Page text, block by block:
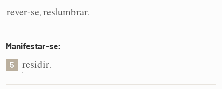
rever-se, reslumbrar.
Manifestar-se:
5 residir.